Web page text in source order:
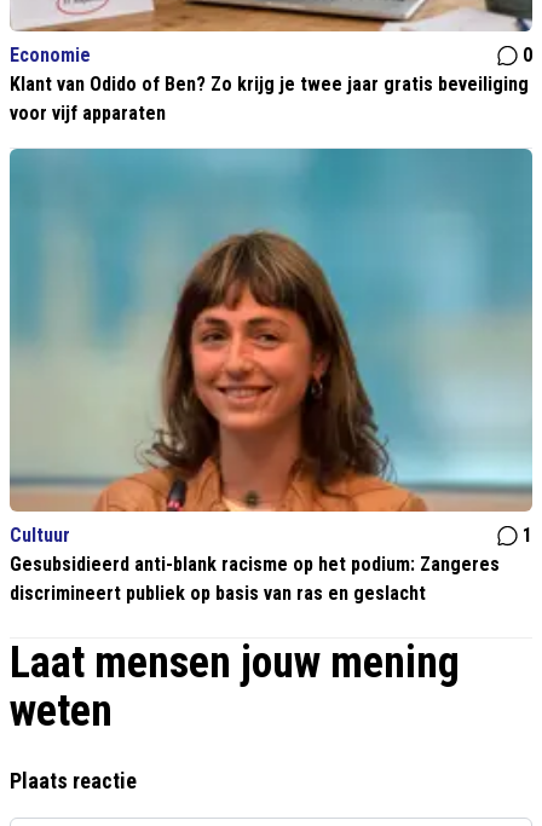
Economie
0
Klant van Odido of Ben? Zo krijg je twee jaar gratis beveiliging
voor vijf apparaten
Cultuur
1
Gesubsidieerd anti-blank racisme op het podium: Zangeres
discrimineert publiek op basis van ras en geslacht
Laat mensen jouw mening
weten
Plaats reactie